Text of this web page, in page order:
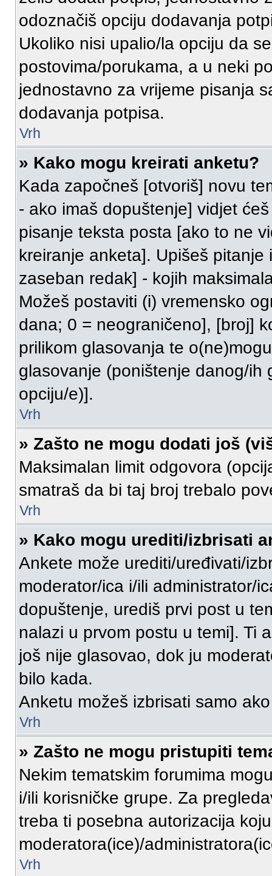
odoznačiš opciju dodavanja
Ukoliko nisi upalio/la opciju da
postovima/porukama, a u neki
jednostavno za vrijeme pisanja
dodavanja potpisa.
Vrh
» Kako mogu kreirati anketu?
Kada započneš [otvoriš] novu
- ako imaš dopuštenje] vidjet
pisanje teksta posta [ako to ne
kreiranje anketa]. Upišeš
zaseban redak] - kojih
Možeš postaviti (i) vremensko
dana; 0 = neograničeno], [broj]
prilikom glasovanja te
glasovanje (poništenje danog/ih
opciju/e)].
Vrh
» Zašto ne mogu dodati još
Maksimalan limit odgovora
smatraš da bi taj broj trebalo
Vrh
» Kako mogu urediti/izbrisati
Ankete može urediti/uređivati/
moderator/ica i/ili administrator/
dopuštenje, urediš prvi post u
nalazi u prvom postu u temi]. Ti
još nije glasovao, dok ju
bilo kada.
Anketu možeš izbrisati samo
Vrh
» Zašto ne mogu pristupiti
Nekim tematskim forumima
i/ili korisničke grupe. Za
treba ti posebna autorizacija
moderatora(ice)/
Vrh